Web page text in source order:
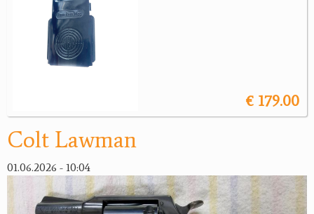
Jagdreviere
Bücher, Videos
Reviereinrichtungen
€ 179.00
Colt Lawman
01.06.2026 - 10:04